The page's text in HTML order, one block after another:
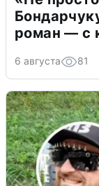
роман — с
6 августа 81